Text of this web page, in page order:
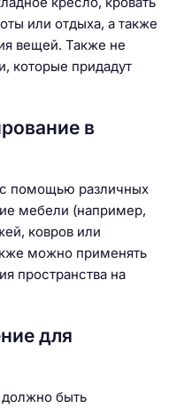
или отдыха, а также
вещей. Также не
которые придадут
в
помощью различных
мебели (например,
ковров или
можно применять
пространства на
для
быть